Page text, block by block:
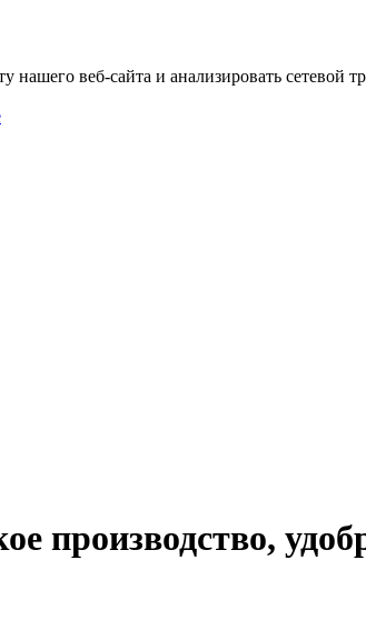
веб-сайта и анализировать сетевой
производство,